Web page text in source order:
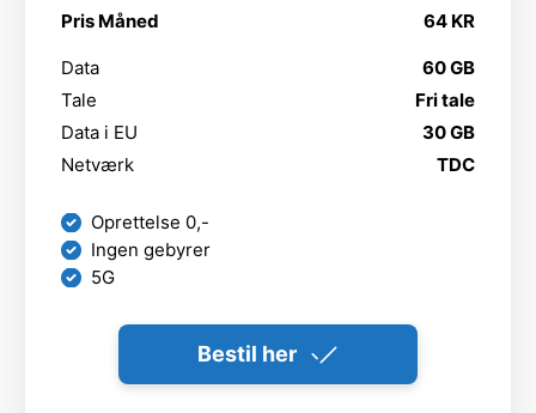
Pris Måned 64 KR
Data
60 GB
Tale
Fri tale
Data i EU
30 GB
Netværk
TDC
Oprettelse 0,-
Ingen gebyrer
5G
Bestil her